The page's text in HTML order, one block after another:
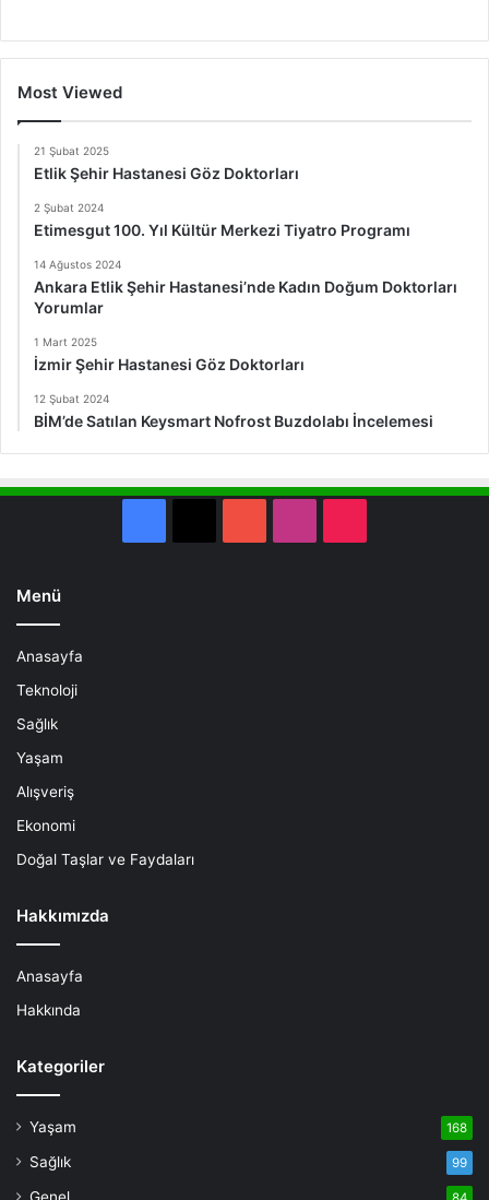
Most Viewed
21 Şubat 2025
Etlik Şehir Hastanesi Göz Doktorları
2 Şubat 2024
Etimesgut 100. Yıl Kültür Merkezi Tiyatro Programı
14 Ağustos 2024
Ankara Etlik Şehir Hastanesi’nde Kadın Doğum Doktorları
Yorumlar
1 Mart 2025
İzmir Şehir Hastanesi Göz Doktorları
12 Şubat 2024
BİM’de Satılan Keysmart Nofrost Buzdolabı İncelemesi
Menü
Anasayfa
Teknoloji
Sağlık
Yaşam
Alışveriş
Ekonomi
Doğal Taşlar ve Faydaları
Hakkımızda
Anasayfa
Hakkında
Kategoriler
Yaşam 168
Sağlık 99
Genel